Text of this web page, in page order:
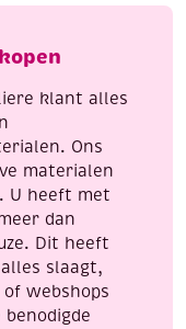
metallic/glitter
klant alles
Ons
materialen
U heeft met
dan
Dit heeft
slaagt,
webshops